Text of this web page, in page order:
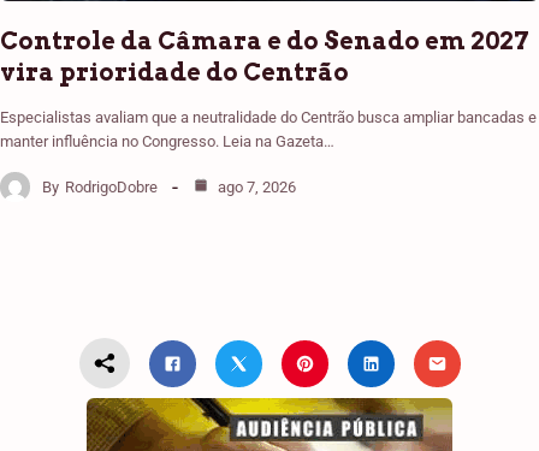
Controle da Câmara e do Senado em 2027
vira prioridade do Centrão
Especialistas avaliam que a neutralidade do Centrão busca ampliar bancadas e
manter influência no Congresso. Leia na Gazeta…
By RodrigoDobre ago 7, 2026